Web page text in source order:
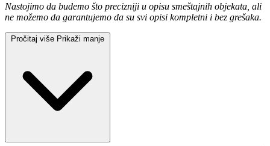
Nastojimo da budemo što precizniji u opisu smeštajnih objekata, ali
ne možemo da garantujemo da su svi opisi kompletni i bez grešaka.
Pročitaj više Prikaži manje